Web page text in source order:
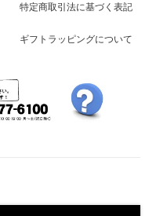
特定商取引法に基づく表記
ギフトラッピングについて